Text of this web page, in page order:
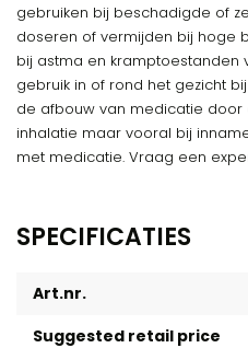
gebruiken bij beschadigde of
doseren of vermijden bij hoge
bij astma en kramptoestanden
gebruik in of rond het gezicht
de afbouw van medicatie door
inhalatie maar vooral bij
met medicatie. Vraag een
SPECIFICATIES
Art.nr.
Suggested retail price